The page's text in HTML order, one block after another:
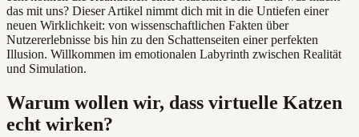
das mit uns? Dieser Artikel nimmt dich mit in die Untiefen einer
neuen Wirklichkeit: von wissenschaftlichen Fakten über
Nutzererlebnisse bis hin zu den Schattenseiten einer perfekten
Illusion. Willkommen im emotionalen Labyrinth zwischen Realität
und Simulation.
Warum wollen wir, dass virtuelle Katzen
echt wirken?